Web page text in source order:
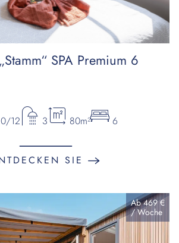
SPA Premium 6
12 3 80m² 6
SIE
Ab469 €
/Woche